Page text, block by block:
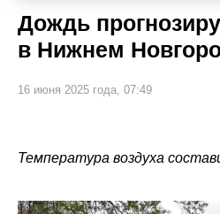
Дождь
в Нижнем
16 июня 2025 года, 07:49
Температура воздуха